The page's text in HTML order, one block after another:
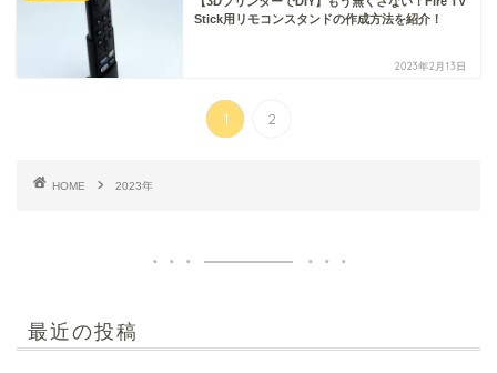
Stick用リモコンスタンドの作成方法を紹介！
2023年2月13日
1 2
HOME 2023年
最近の投稿